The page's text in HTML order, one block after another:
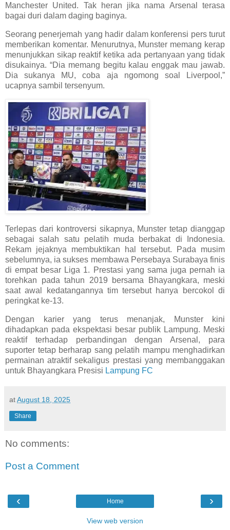
Manchester United. Tak heran jika nama Arsenal terasa
bagai duri dalam daging baginya.
Seorang penerjemah yang hadir dalam konferensi pers turut
memberikan komentar. Menurutnya, Munster memang kerap
menunjukkan sikap reaktif ketika ada pertanyaan yang tidak
disukainya. “Dia memang begitu kalau enggak mau jawab.
Dia sukanya MU, coba aja ngomong soal Liverpool,”
ucapnya sambil tersenyum.
Terlepas dari kontroversi sikapnya, Munster tetap dianggap
sebagai salah satu pelatih muda berbakat di Indonesia.
Rekam jejaknya membuktikan hal tersebut. Pada musim
sebelumnya, ia sukses membawa Persebaya Surabaya finis
di empat besar Liga 1. Prestasi yang sama juga pernah ia
torehkan pada tahun 2019 bersama Bhayangkara, meski
saat awal kedatangannya tim tersebut hanya bercokol di
peringkat ke-13.
Dengan karier yang terus menanjak, Munster kini
dihadapkan pada ekspektasi besar publik Lampung. Meski
reaktif terhadap perbandingan dengan Arsenal, para
suporter tetap berharap sang pelatih mampu menghadirkan
permainan atraktif sekaligus prestasi yang membanggakan
untuk Bhayangkara Presisi Lampung FC
atAugust 18, 2025
Share
No comments:
Post a Comment
‹ ›
Home
View web version